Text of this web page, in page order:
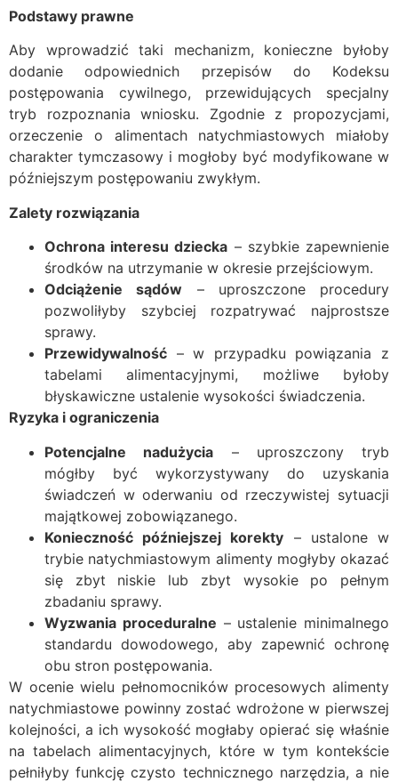
Podstawy prawne
Aby wprowadzić taki mechanizm, konieczne byłoby
dodanie odpowiednich przepisów do Kodeksu
postępowania cywilnego, przewidujących specjalny
tryb rozpoznania wniosku. Zgodnie z propozycjami,
orzeczenie o alimentach natychmiastowych miałoby
charakter tymczasowy i mogłoby być modyfikowane w
późniejszym postępowaniu zwykłym.
Zalety rozwiązania
Ochrona interesu dziecka – szybkie zapewnienie
środków na utrzymanie w okresie przejściowym.
Odciążenie sądów – uproszczone procedury
pozwoliłyby szybciej rozpatrywać najprostsze
sprawy.
Przewidywalność – w przypadku powiązania z
tabelami alimentacyjnymi, możliwe byłoby
błyskawiczne ustalenie wysokości świadczenia.
Ryzyka i ograniczenia
Potencjalne nadużycia – uproszczony tryb
mógłby być wykorzystywany do uzyskania
świadczeń w oderwaniu od rzeczywistej sytuacji
majątkowej zobowiązanego.
Konieczność późniejszej korekty – ustalone w
trybie natychmiastowym alimenty mogłyby okazać
się zbyt niskie lub zbyt wysokie po pełnym
zbadaniu sprawy.
Wyzwania proceduralne – ustalenie minimalnego
standardu dowodowego, aby zapewnić ochronę
obu stron postępowania.
W ocenie wielu pełnomocników procesowych alimenty
natychmiastowe powinny zostać wdrożone w pierwszej
kolejności, a ich wysokość mogłaby opierać się właśnie
na tabelach alimentacyjnych, które w tym kontekście
pełniłyby funkcję czysto technicznego narzędzia, a nie